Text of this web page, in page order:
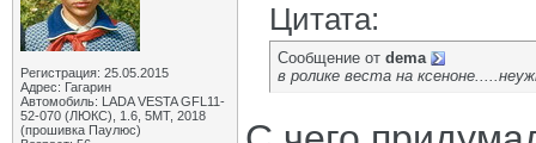
Регистрация: 25.05.2015
Адрес: Гагарин
Автомобиль: LADA VESTA GFL11-
52-070 (ЛЮКС), 1.6, 5МТ, 2018
(прошивка Паулюс)
Цитата:
Сообщение от dema
в ролике веста на